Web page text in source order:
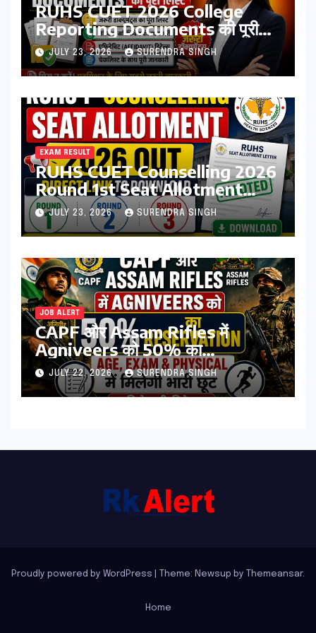
RUHS CUET 2026 College
Reporting Documents की पूरी
लिस्ट | जरूरी डॉक्यूमेंट्स, मेडिकल
सर्टिफिकेट, एफिडेविट & चेकलिस्ट
JULY 23, 2026 SURENDRA SINGH
EXAM RESULT
RUHS CUET Counselling 2026
Round 1st Seat Allotment
Result Out : Download
College Allotment Letter,
College Reporting Begins
JULY 23, 2026 SURENDRA SINGH
JOB ALERT
CAPF और Assam Rifles में
Agniveers को 50% का
Reservation: Age, Exam &
Physical में मिलेगी भारी छूट | पढिये पूरी
डिटेल्स
JULY 22, 2026 SURENDRA SINGH
Proudly powered by WordPress Theme: Newsup by Themeansar.
Home